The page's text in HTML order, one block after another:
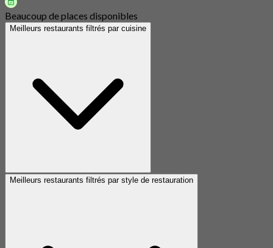
Beaucoup de places disponibles
Meilleurs restaurants filtrés par cuisine
Meilleurs restaurants filtrés par style de restauration